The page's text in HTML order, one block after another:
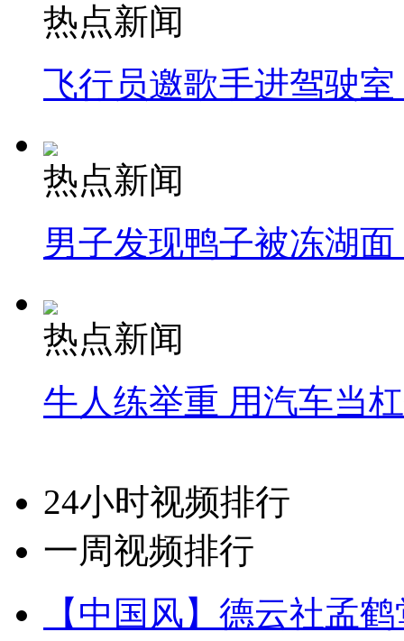
热点新闻
飞行员邀歌手进驾驶
热点新闻
男子发现鸭子被冻湖
热点新闻
牛人练举重 用汽车当
24小时视频排行
一周视频排行
【中国风】德云社孟